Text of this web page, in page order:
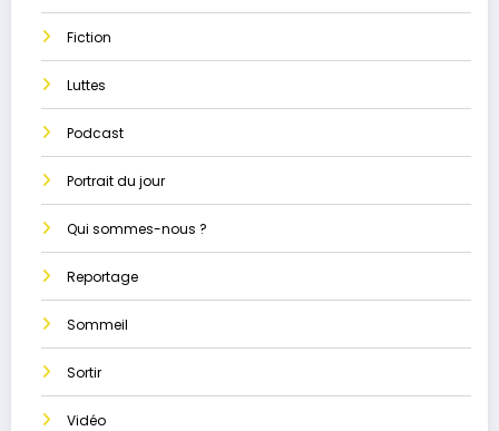
Fiction
Luttes
Podcast
Portrait du jour
Qui sommes-nous ?
Reportage
Sommeil
Sortir
Vidéo